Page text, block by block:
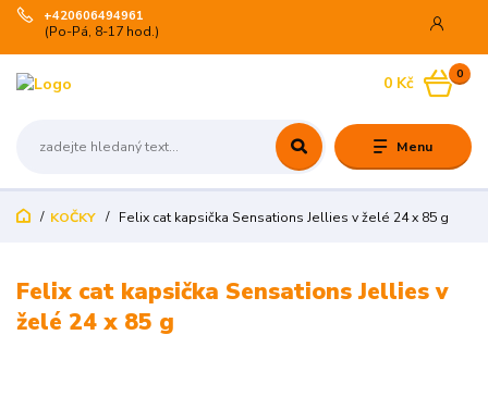
Menu
+420606494961
(Po-Pá, 8-17 hod.)
0
0 Kč
KOČKY Felix cat kapsička Sensations Jellies v želé 24 x 85 g
Felix cat kapsička Sensations Jellies v
želé 24 x 85 g